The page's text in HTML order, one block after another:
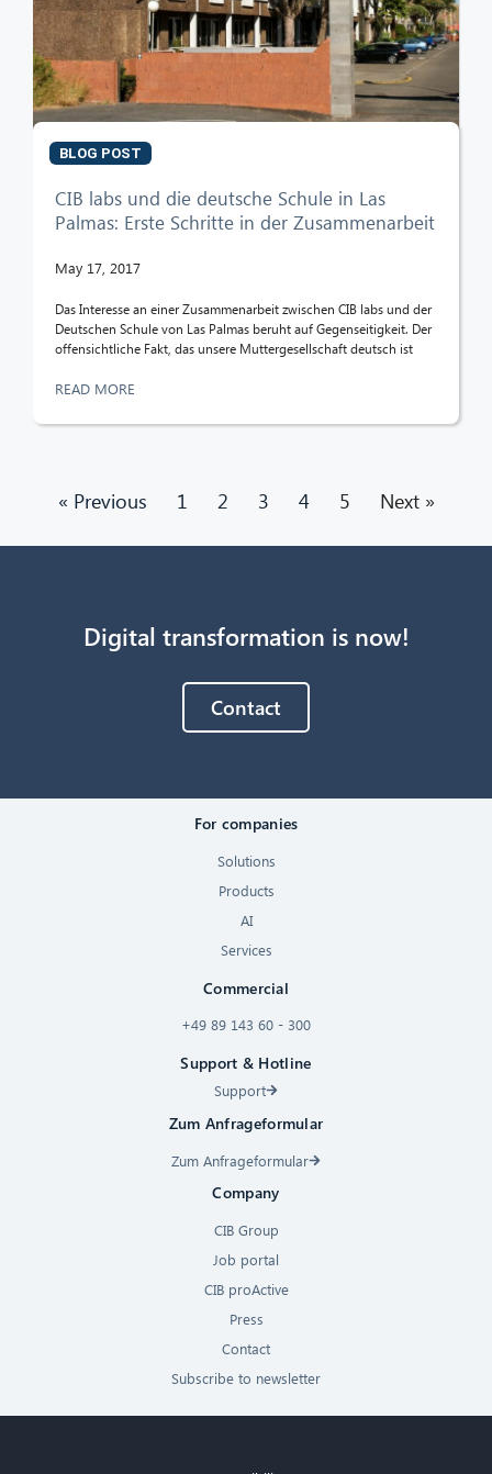
BLOG POST
CIB labs und die deutsche Schule in Las
Palmas: Erste Schritte in der Zusammenarbeit
May 17, 2017
Das Interesse an einer Zusammenarbeit zwischen CIB labs und der
Deutschen Schule von Las Palmas beruht auf Gegenseitigkeit. Der
offensichtliche Fakt, das unsere Muttergesellschaft deutsch ist
READ MORE
« Previous 1 2 3 4 5 Next »
Digital transformation is now!
Contact
For companies
Solutions
Products
AI
Services
Commercial
+49 89 143 60 - 300
Support & Hotline
Support
Zum Anfrageformular
Zum Anfrageformular
Company
CIB Group
Job portal
CIB proActive
Press
Contact
Subscribe to newsletter